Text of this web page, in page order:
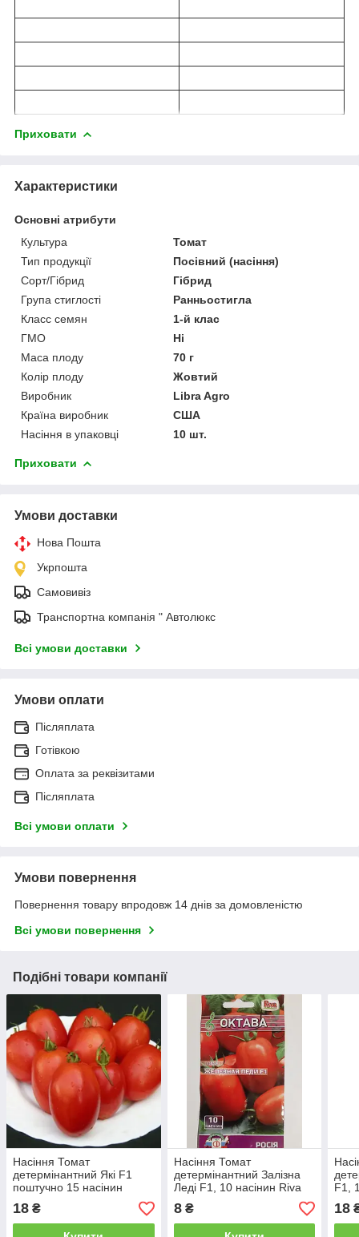
Приховати
Характеристики
Основні атрибути
Культура
Томат
Тип продукції
Посівний (насіння)
Сорт/Гібрид
Гібрид
Група стиглості
Ранньостигла
Класс семян
1-й клас
ГМО
Ні
Маса плоду
70 г
Колір плоду
Жовтий
Виробник
Libra Agro
Країна виробник
США
Насіння в упаковці
10 шт.
Приховати
Умови доставки
Нова Пошта
Укрпошта
Самовивіз
Транспортна компанія " Автолюкс
Всі умови доставки
Умови оплати
Післяплата
Готівкою
Оплата за реквізитами
Післяплата
Всі умови оплати
Умови повернення
Повернення товару впродовж 14 днів за домовленістю
Всі умови повернення
Подібні товари компанії
Насіння Томат
детермінантний Які F1
поштучно 15 насінин
Seminis
18 ₴
Насіння Томат
детермінантний Залізна
Леді F1, 10 насінин Riva
8₴
F1,
18